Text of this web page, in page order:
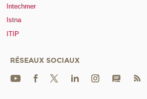
Intechmer
Istna
ITIP
RÉSEAUX SOCIAUX